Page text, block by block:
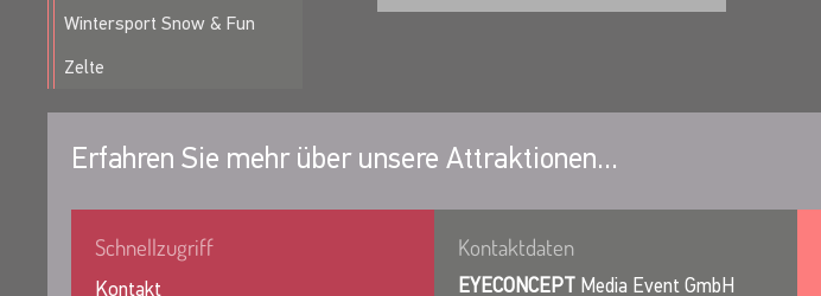
Wintersport Snow & Fun
Zelte
Erfahren Sie mehr über unsere Attraktionen...
Schnellzugriff
Kontakt
Kontaktdaten
EYECONCEPT Media Event GmbH